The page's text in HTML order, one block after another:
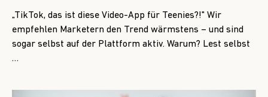
„TikTok, das ist diese Video-App für Teenies?!" Wir
empfehlen Marketern den Trend wärmstens – und sind
sogar selbst auf der Plattform aktiv. Warum? Lest selbst
…